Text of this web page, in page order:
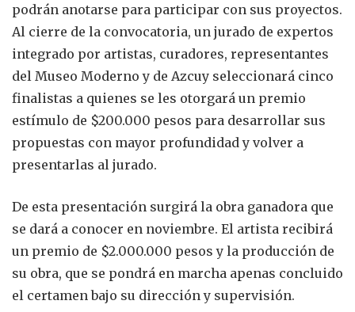
podrán anotarse para participar con sus proyectos.
Al cierre de la convocatoria, un jurado de expertos
integrado por artistas, curadores, representantes
del Museo Moderno y de Azcuy seleccionará cinco
finalistas a quienes se les otorgará un premio
estímulo de $200.000 pesos para desarrollar sus
propuestas con mayor profundidad y volver a
presentarlas al jurado.
De esta presentación surgirá la obra ganadora que
se dará a conocer en noviembre. El artista recibirá
un premio de $2.000.000 pesos y la producción de
su obra, que se pondrá en marcha apenas concluido
el certamen bajo su dirección y supervisión.